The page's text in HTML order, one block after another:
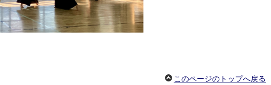
このページのトップへ戻る